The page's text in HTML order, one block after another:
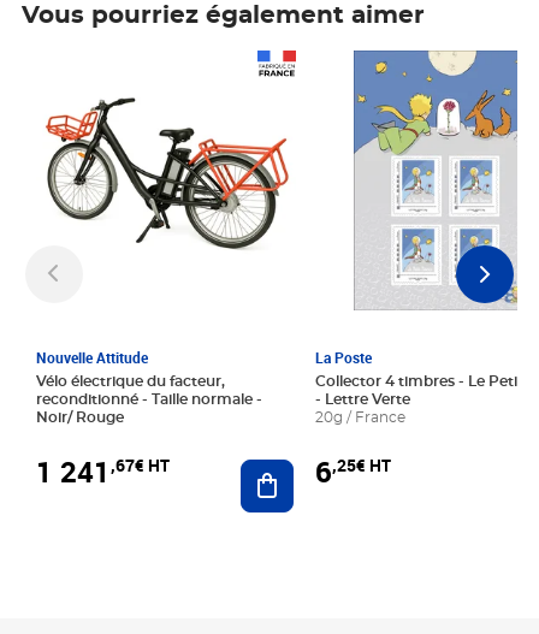
Vous pourriez également aimer
Nouvelle Attitude
Vélo électrique du facteur,
reconditionné - Taille normale -
Noir/ Rouge
1 241 ,67€ HT Ajouter au panier
La Poste
Collector 4 timbres - Le Petit
- Lettre Verte
20g / France
6,25€ HT
Prix 6,25€ HT